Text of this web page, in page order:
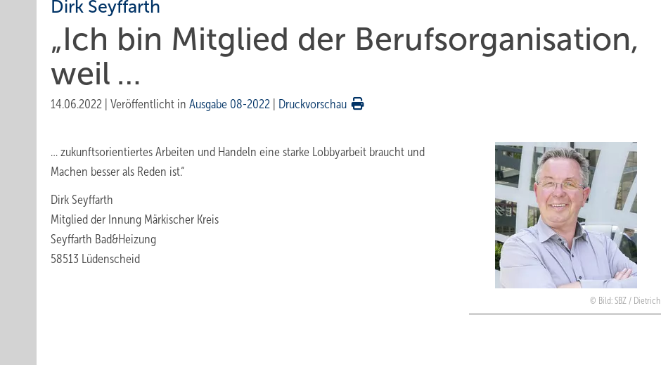
Dirk Seyffarth
„Ich bin Mitglied der Berufsorganisation,
weil …
14.06.2022 Veröffentlicht in Ausgabe 08-2022 Druckvorschau
Bild: SBZ / Dietrich
… zukunftsorientiertes Arbeiten und Handeln eine starke Lobbyarbeit braucht und
Machen besser als Reden ist.“
Dirk Seyffarth
Mitglied der Innung Märkischer Kreis
Seyffarth Bad&Heizung
58513 Lüdenscheid